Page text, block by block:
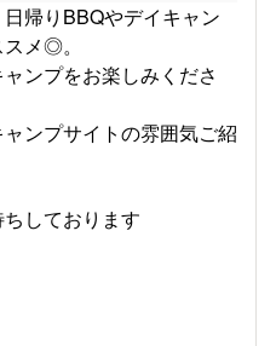
帰りBBQやデイキャン
メ◎。
ンプをお楽しみくださ
ンプサイトの雰囲気ご紹
しております